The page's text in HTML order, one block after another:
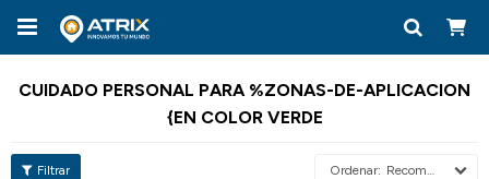

CUIDADO PERSONAL PARA %ZONAS-DE-APLICACION
{EN COLOR VERDE
Recomendados